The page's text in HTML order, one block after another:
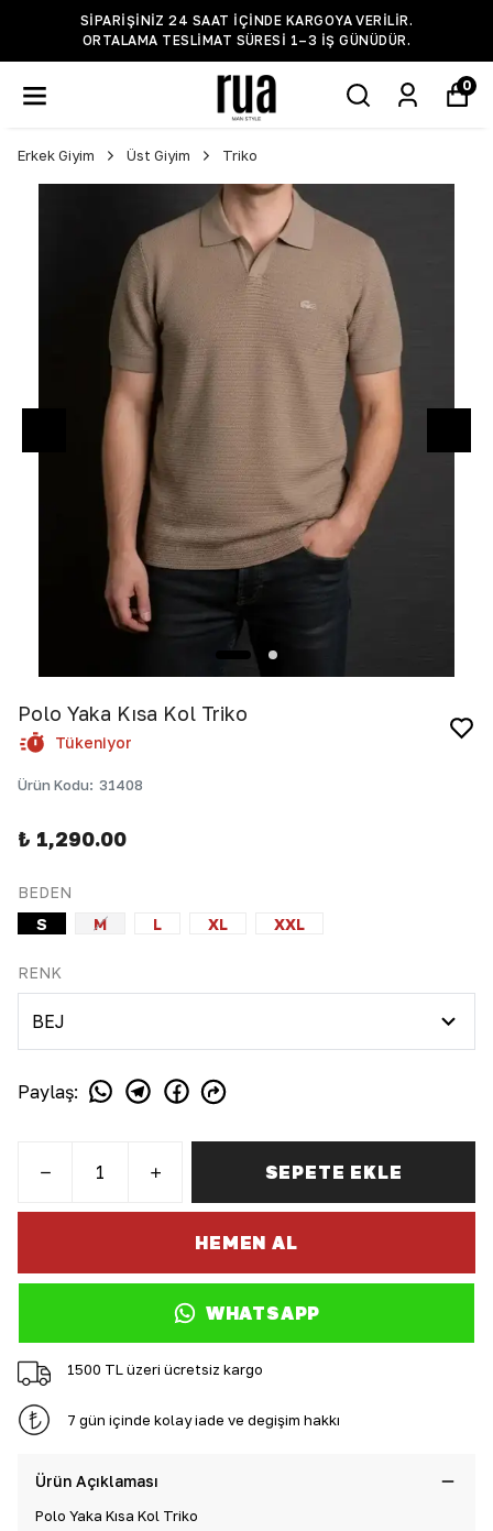
SIPARIŞINIZ 24 SAAT IÇINDE KARGOYA VERILIR.
ORTALAMA TESLIMAT SÜRESI 1–3 IŞ GÜNÜDÜR.
0
Erkek Giyim Üst Giyim Triko
Polo Yaka Kısa Kol Triko
Tükeniyor
Ürün Kodu: 31408
₺ 1,290.00
BEDEN
S
M L XL XXL
RENK
Paylaş:
SEPETE EKLE
HEMEN AL
WHATSAPP
1500 TL üzeri ücretsiz kargo
7 gün içinde kolay iade ve değişim hakkı
Ürün Açıklaması
Polo Yaka Kısa Kol Triko